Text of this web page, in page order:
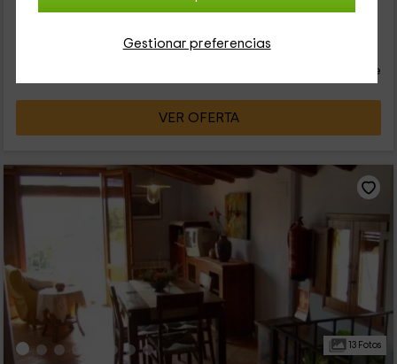
Gestionar preferencias
persona y noche
VER OFERTA
13 Fotos